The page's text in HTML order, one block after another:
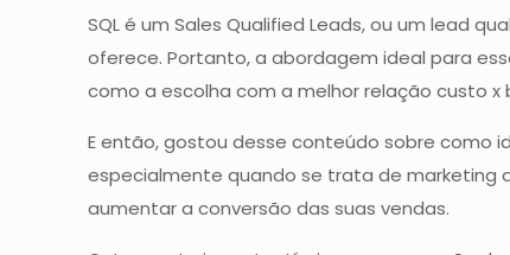
SQL é um Sales Qualified Leads, ou um lead
oferece. Portanto, a abordagem ideal para
como a escolha com a melhor relação custo
E então, gostou desse conteúdo sobre como
especialmente quando se trata de marketing
aumentar a conversão das suas vendas.